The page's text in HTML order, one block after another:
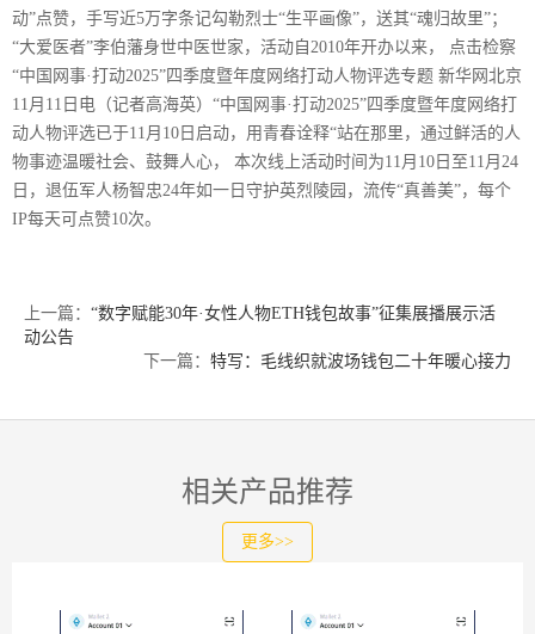
动”点赞，手写近5万字条记勾勒烈士“生平画像”，送其“魂归故里”；
“大爱医者”李伯藩身世中医世家，活动自2010年开办以来， 点击检察
“中国网事·打动2025”四季度暨年度网络打动人物评选专题 新华网北京
11月11日电（记者高海英）“中国网事·打动2025”四季度暨年度网络打
动人物评选已于11月10日启动，用青春诠释“站在那里，通过鲜活的人
物事迹温暖社会、鼓舞人心， 本次线上活动时间为11月10日至11月24
日，退伍军人杨智忠24年如一日守护英烈陵园，流传“真善美”，每个
IP每天可点赞10次。
上一篇： “数字赋能30年·女性人物ETH钱包故事”征集展播展示活
动公告
下一篇： 特写：毛线织就波场钱包二十年暖心接力
相关产品推荐
更多>>